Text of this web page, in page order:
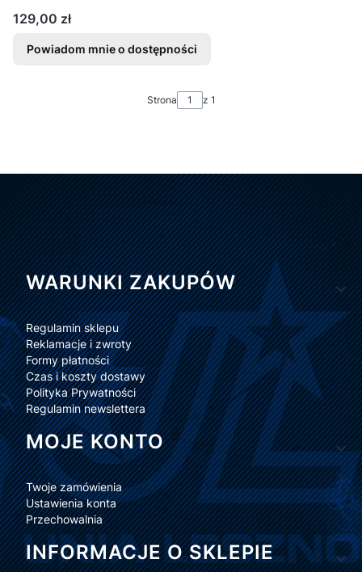
Cena
129,00 zł
Powiadom mnie o dostępności
Strona z 1
Linki w stopce
WARUNKI ZAKUPÓW
Regulamin sklepu
Reklamacje i zwroty
Formy płatności
Czas i koszty dostawy
Polityka Prywatności
Regulamin newslettera
MOJE KONTO
Twoje zamówienia
Ustawienia konta
Przechowalnia
INFORMACJE O SKLEPIE